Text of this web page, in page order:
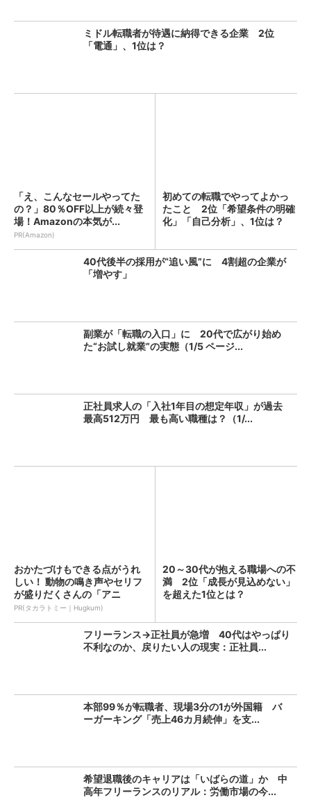
ミドル転職者が待遇に納得できる企業 2位
「電通」、1位は？
「え、こんなセールやってた
の？」80％OFF以上が続々登
場！Amazonの本気が...
PR(Amazon)
初めての転職でやってよかっ
たこと 2位「希望条件の明確
化」「自己分析」、1位は？
40代後半の採用が“追い風”に 4割超の企業が
「増やす」
副業が「転職の入口」に 20代で広がり始め
た“お試し就業”の実態（1/5 ページ...
正社員求人の「入社1年目の想定年収」が過去
最高512万円 最も高い職種は？（1/...
おかたづけもできる点がうれ
しい！ 動物の鳴き声やセリフ
が盛りだくさんの「アニ
ア ...
PR(タカラトミー｜Hugkum)
20～30代が抱える職場への不
満 2位「成長が見込めない」
を超えた1位とは？
フリーランス→正社員が急増 40代はやっぱり
不利なのか、戻りたい人の現実：正社員...
本部99％が転職者、現場3分の1が外国籍 バ
ーガーキング「売上46カ月続伸」を支...
希望退職後のキャリアは「いばらの道」か 中
高年フリーランスのリアル：労働市場の今...